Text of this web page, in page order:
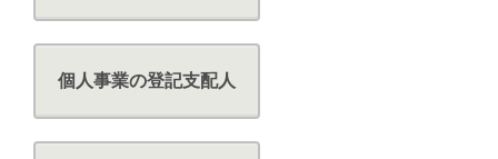
個人事業の登記支配人